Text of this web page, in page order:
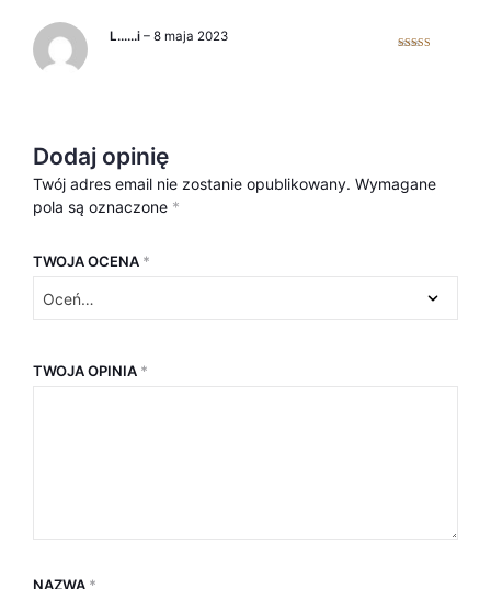
L……i – 8 maja 2023
Dodaj opinię
Twój adres email nie zostanie opublikowany. Wymagane
pola są oznaczone *
TWOJA OCENA *
TWOJA OPINIA *
NAZWA *